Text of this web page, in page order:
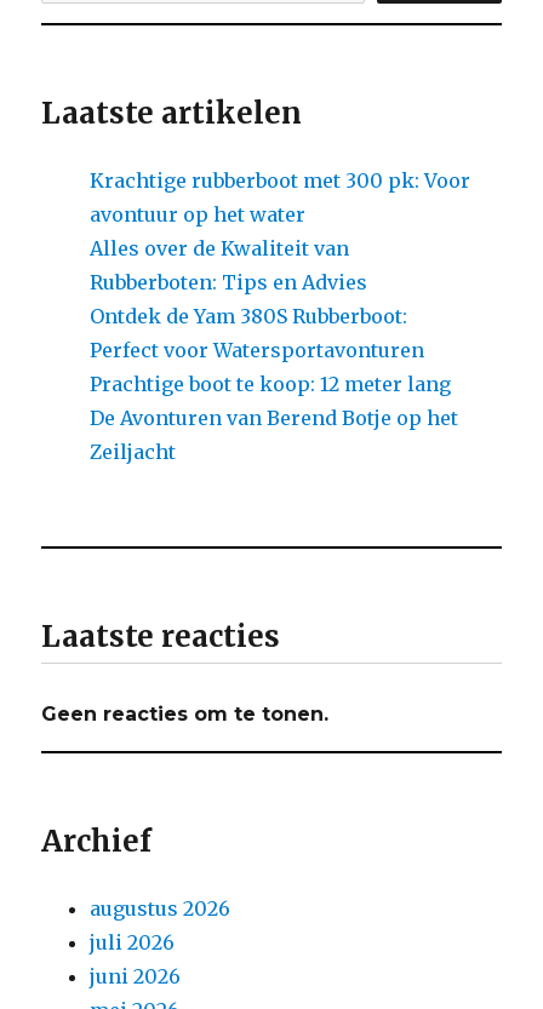
Laatste artikelen
Krachtige rubberboot met 300 pk: Voor
avontuur op het water
Alles over de Kwaliteit van
Rubberboten: Tips en Advies
Ontdek de Yam 380S Rubberboot:
Perfect voor Watersportavonturen
Prachtige boot te koop: 12 meter lang
De Avonturen van Berend Botje op het
Zeiljacht
Laatste reacties
Geen reacties om te tonen.
Archief
augustus 2026
juli 2026
juni 2026